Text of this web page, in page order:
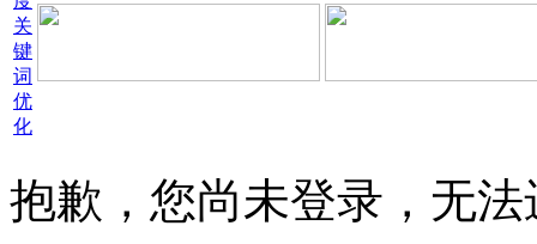
抱歉，您尚未登录，无